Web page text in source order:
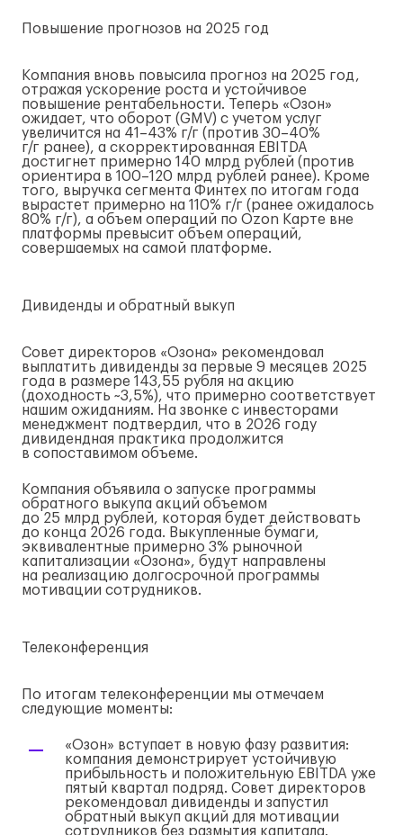
Повышение прогнозов на 2025 год
Компания вновь повысила прогноз на 2025 год,
отражая ускорение роста и устойчивое
повышение рентабельности. Теперь «Озон»
ожидает, что оборот (GMV) с учетом услуг
увеличится на 41–43% г/г (против 30–40%
г/г ранее), а скорректированная EBITDA
достигнет примерно 140 млрд рублей (против
ориентира в 100–120 млрд рублей ранее). Кроме
того, выручка сегмента Финтех по итогам года
вырастет примерно на 110% г/г (ранее ожидалось
80% г/г), а объем операций по Ozon Карте вне
платформы превысит объем операций,
совершаемых на самой платформе.
Дивиденды и обратный выкуп
Совет директоров «Озона» рекомендовал
выплатить дивиденды за первые 9 месяцев 2025
года в размере 143,55 рубля на акцию
(доходность ~3,5%), что примерно соответствует
нашим ожиданиям. На звонке с инвесторами
менеджмент подтвердил, что в 2026 году
дивидендная практика продолжится
в сопоставимом объеме.
Компания объявила о запуске программы
обратного выкупа акций объемом
до 25 млрд рублей, которая будет действовать
до конца 2026 года. Выкупленные бумаги,
эквивалентные примерно 3% рыночной
капитализации «Озона», будут направлены
на реализацию долгосрочной программы
мотивации сотрудников.
Телеконференция
По итогам телеконференции мы отмечаем
следующие моменты:
«Озон» вступает в новую фазу развития:
компания демонстрирует устойчивую
прибыльность и положительную EBITDA уже
пятый квартал подряд. Совет директоров
рекомендовал дивиденды и запустил
обратный выкуп акций для мотивации
сотрудников без размытия капитала.